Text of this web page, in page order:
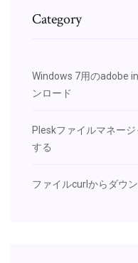
Category
Windows 7用のadobe
ンロード
Pleskファイルマネー
する
ファイルcurlからダウ